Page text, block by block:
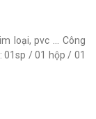
loại, pvc ... Công
01sp / 01 hộp / 01